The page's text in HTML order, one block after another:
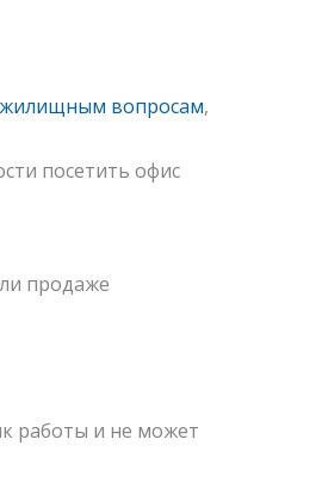
жилищным вопросам,
посетить офис
продаже
работы и не может